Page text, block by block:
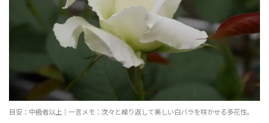
目安：中級者以上｜一言メモ：次々と繰り返して美しい白バラを咲かせる多花性。